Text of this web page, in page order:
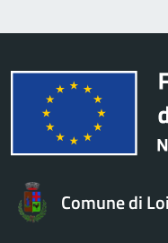
Comune di